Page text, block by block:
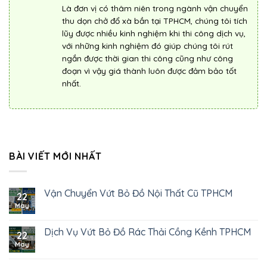
Là đơn vị có thâm niên trong ngành vận chuyển
thu dọn chở đổ xà bần tại TPHCM, chúng tôi tích
lũy được nhiều kinh nghiệm khi thi công dịch vụ,
với những kinh nghiệm đó giúp chúng tôi rút
ngắn được thời gian thi công cũng như công
đoạn vì vậy giá thành luôn được đảm bảo tốt
nhất.
BÀI VIẾT MỚI NHẤT
22
May
Vận Chuyển Vứt Bỏ Đồ Nội Thất Cũ TPHCM
22
May
Dịch Vụ Vứt Bỏ Đồ Rác Thải Cồng Kềnh TPHCM